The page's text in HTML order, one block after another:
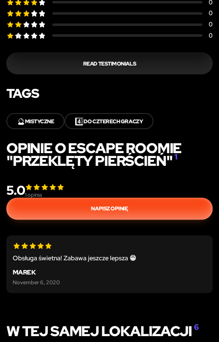
0
0
0
0
READ TESTIMONIALS
TAGS
🔮MISTYCZNE 4️⃣DO CZTERECH GRACZY
OPINIE O ESCAPE ROOMIE
"PRZEKLĘTY PIERŚCIEŃ"1
5.01opinia
NAPISZ OPINIĘ
Obsługa świetna! Zabawa jeszcze lepsza 😁
MAREK
November 6, 2020
W TEJ SAMEJ LOKALIZACJI 6